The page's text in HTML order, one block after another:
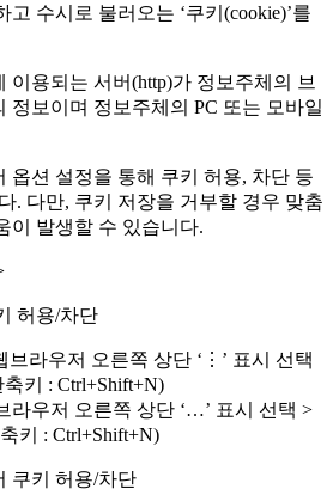
수시로 불러오는 ‘쿠키(cookie)’를
이용되는 서버(http)가 정보주체의 브
정보이며 정보주체의 PC 또는 모바일
옵션 설정을 통해 쿠키 허용, 차단 등
. 다만, 쿠키 저장을 거부할 경우 맞춤
이 발생할 수 있습니다.
허용/차단
브라우저 오른쪽 상단 ‘⋮’ 표시 선택
키 : Ctrl+Shift+N)
라우저 오른쪽 상단 ‘…’ 표시 선택 >
키 : Ctrl+Shift+N)
쿠키 허용/차단